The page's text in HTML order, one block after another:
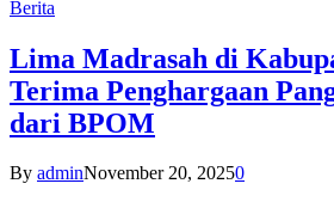
Berita
Lima Madrasah di
Terima Penghargaan
dari BPOM
By adminNovember 20, 20250